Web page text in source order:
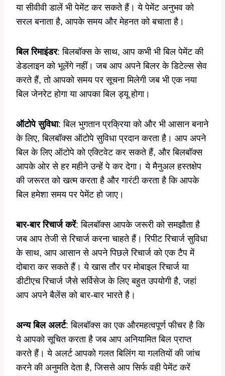
या सीवीवी डालें भी पेमेंट कर सकते हैं। ये पेमेंट अनुभव को
सरल बनाता है, आपके समय और मेहनत को बचाता है।
बिल रिमाइंडर: बिलबॉक्स के साथ, आप कभी भी बिल पेमेंट की
डेडलाइन को भूलेंगे नहीं। जब आप अपने बिलर के डिटेल्स सेव
करते हैं, तो आपको समय पर सूचना मिलेगी जब भी एक नया
बिल जेनरेट होगा या आपका बिल ड्यू होगा।
ऑटोपे सुविधा: बिल भुगतान प्रक्रिया को और भी आसान बनाने
के लिए, बिलबॉक्स ऑटोपे सुविधा प्रदान करता है। आप अपने
बिल के लिए ऑटोपे को एक्टिवेट कर सकते हैं, और बिलबॉक्स
आपके ओर से हर महीने उन्हें पे कर देगा। ये मैनुअल हस्तक्षेप
की जरूरत को खत्म करता है और गारंटी करता है कि आपके
बिल हमेशा समय पर पेमेंट हो जाए।
बार-बार रिचार्ज करें: बिलबॉक्स आपके जरूरी को समझौता है
जब आप तेजी से रिचार्ज करना चाहते हैं। रिपीट रिचार्ज सुविधा
के साथ, आप आसान से अपने पिछले रिचार्ज को एक टैप में
दोबारा कर सकते हैं। ये खास तौर पर मोबाइल रिचार्ज या
डीटीएच रिचार्ज जैसे सर्विसेज के लिए बहुत उपयोगी है, जहां
आप अपने बैलेंस को बार-बार भारते है।
अन्य बिल अलर्ट: बिलबॉक्स का एक औरमहत्वपूर्ण फीचर है कि
ये आपको सूचित करता है जब आप अनियामित बिल प्राप्त
करते हैं। ये अलर्ट आपको गलत बिलिंग या गलतियों की जांच
करने की अनुमति देता है, जिससे आप सिर्फ वही पेमेंट करें